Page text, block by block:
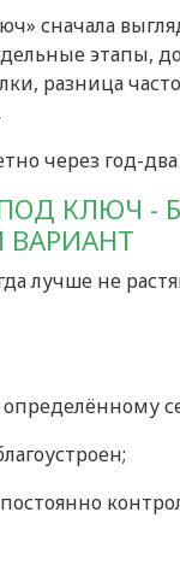
сначала
этапы,
разница
через год-
КЛЮЧ -
ВАРИАНТ
лучше не